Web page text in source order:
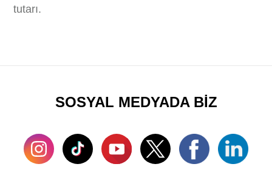
tutarı.
SOSYAL MEDYADA BİZ